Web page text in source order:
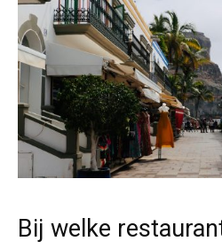
Bij welke